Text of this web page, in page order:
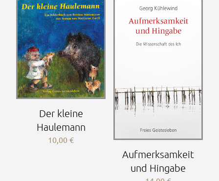
Der kleine
Haulemann
10,00€
Aufmerksamkeit
und Hingabe